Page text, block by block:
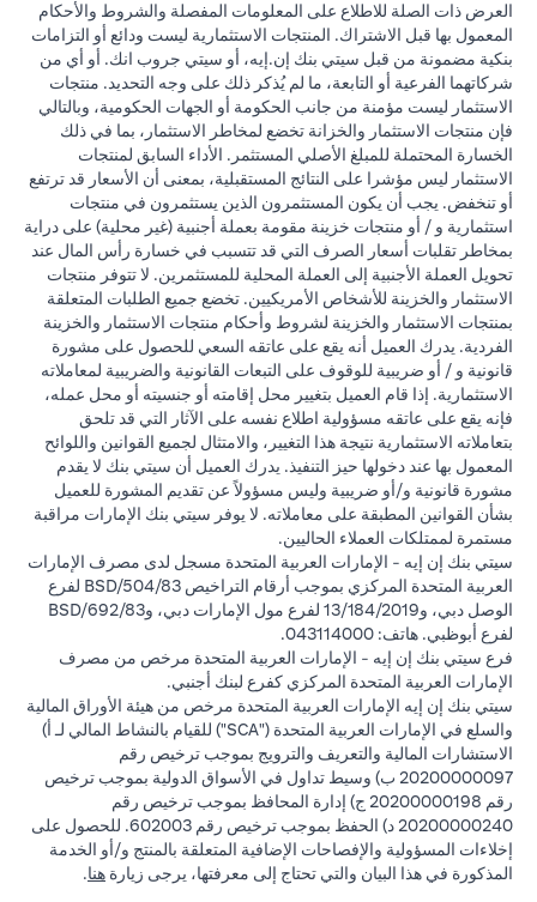
العرض ذات الصلة للاطلاع على المعلومات المفصلة والشروط والأحكام
المعمول بها قبل الاشتراك. المنتجات الاستثمارية ليست ودائع أو التزامات
بنكية مضمونة من قبل سيتي بنك إن.إيه، أو سيتي جروب انك. أو أي من
شركاتهما الفرعية أو التابعة، ما لم يُذكر ذلك على وجه التحديد. منتجات
الاستثمار ليست مؤمنة من جانب الحكومة أو الجهات الحكومية، وبالتالي
فإن منتجات الاستثمار والخزانة تخضع لمخاطر الاستثمار، بما في ذلك
الخسارة المحتملة للمبلغ الأصلي المستثمر. الأداء السابق لمنتجات
الاستثمار ليس مؤشرا على النتائج المستقبلية، بمعنى أن الأسعار قد ترتفع
أو تنخفض. يجب أن يكون المستثمرون الذين يستثمرون في منتجات
استثمارية و / أو منتجات خزينة مقومة بعملة أجنبية (غير محلية) على دراية
بمخاطر تقلبات أسعار الصرف التي قد تتسبب في خسارة رأس المال عند
تحويل العملة الأجنبية إلى العملة المحلية للمستثمرين. لا تتوفر منتجات
الاستثمار والخزينة للأشخاص الأمريكيين. تخضع جميع الطلبات المتعلقة
بمنتجات الاستثمار والخزينة لشروط وأحكام منتجات الاستثمار والخزينة
الفردية. يدرك العميل أنه يقع على عاتقه السعي للحصول على مشورة
قانونية و / أو ضريبية للوقوف على التبعات القانونية والضريبية لمعاملاته
الاستثمارية. إذا قام العميل بتغيير محل إقامته أو جنسيته أو محل عمله،
فإنه يقع على عاتقه مسؤولية اطلاع نفسه على الآثار التي قد تلحق
بتعاملاته الاستثمارية نتيجة هذا التغيير، والامتثال لجميع القوانين واللوائح
المعمول بها عند دخولها حيز التنفيذ. يدرك العميل أن سيتي بنك لا يقدم
مشورة قانونية و/أو ضريبية وليس مسؤولاً عن تقديم المشورة للعميل
بشأن القوانين المطبقة على معاملاته. لا يوفر سيتي بنك الإمارات مراقبة
مستمرة لممتلكات العملاء الحاليين.
سيتي بنك إن إيه - الإمارات العربية المتحدة مسجل لدى مصرف الإمارات
العربية المتحدة المركزي بموجب أرقام التراخيص BSD/504/83 لفرع
الوصل دبي، و13/184/2019 لفرع مول الإمارات دبي، وBSD/692/83
لفرع أبوظبي. هاتف: 043114000.
فرع سيتي بنك إن إيه - الإمارات العربية المتحدة مرخص من مصرف
الإمارات العربية المتحدة المركزي كفرع لبنك أجنبي.
سيتي بنك إن إيه الإمارات العربية المتحدة مرخص من هيئة الأوراق المالية
والسلع في الإمارات العربية المتحدة ("SCA") للقيام بالنشاط المالي لـ أ)
الاستشارات المالية والتعريف والترويج بموجب ترخيص رقم
20200000097 ب) وسيط تداول في الأسواق الدولية بموجب ترخيص
رقم 20200000198 ج) إدارة المحافظ بموجب ترخيص رقم
20200000240 د) الحفظ بموجب ترخيص رقم 602003. للحصول على
إخلاءات المسؤولية والإفصاحات الإضافية المتعلقة بالمنتج و/أو الخدمة
المذكورة في هذا البيان والتي تحتاج إلى معرفتها، يرجى زيارة هنا.